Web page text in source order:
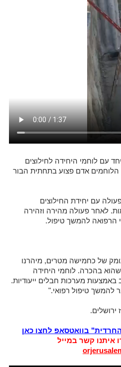
עם לוחמי היחידה לחילוצים
הלוחמים אדם פצוע בתחתית הבור
עם יחידת החילוצים
לאחר פעולה מהירה וזהירה
הרפואה להמשך טיפול.
של כחמישה מטרים, מיהרנו
בהכרה. לוחמי היחידה
באמצעות מערכות חבלים ייעודיות.
להמשך טיפול רפואי."
בוואטסאפ לחצו כאן
איתנו קשר במייל